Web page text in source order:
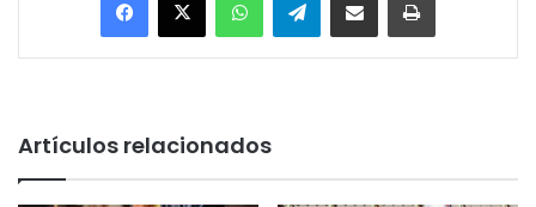
Artículos relacionados